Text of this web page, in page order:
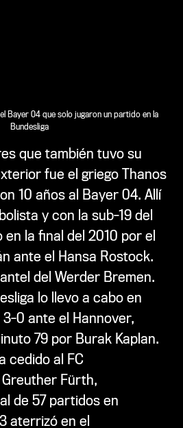
Bayer 04 que solo jugaron un partido en la
Bundesliga
que también tuvo su
fue el griego Thanos
10 años al Bayer 04. Allí
y con la sub-19 del
la final del 2010 por el
ante el Hansa Rostock.
del Werder Bremen.
lo llevo a cabo en
0 ante el Hannover,
79 por Burak Kaplan.
cedido al FC
Fürth,
de 57 partidos en
aterrizó en el